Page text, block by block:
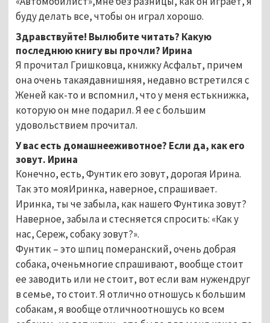
буду делать все, чтобы он играл хорошо.
Здравствуйте! Вылюбите читать? Какую
последнюю книгу вы прочли? Ирина
Я прочитал Гришковца, книжку Асфальт, причем
она очень такаядавнишняя, недавно встретился с
Женей как-то и вспомнил, что у меня естькнижка,
которую он мне подарил. Я ее с большим
удовольствием прочитал.
У вас есть домашнееживотное? Если да, как его
зовут. Ирина
Конечно, есть, Фунтик его зовут, дорогая Ирина.
Так это мояИринка, наверное, спрашивает.
Иринка, ты че забыла, как нашего Фунтика зовут?
Наверное, забыла и стесняется спросить: «Как у
нас, Сереж, собаку зовут?».
Фунтик – это шпиц померанский, очень добрая
собака, оченьмногие спрашивают, вообще стоит
ее заводить или не стоит, вот если вам нужендруг
в семье, то стоит. Я отлично отношусь к большим
собакам, я вообще отличноотношусь ко всем